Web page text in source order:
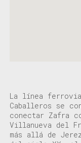
La línea
Caballeros se
conectar Zafra
Villanueva del
más allá de